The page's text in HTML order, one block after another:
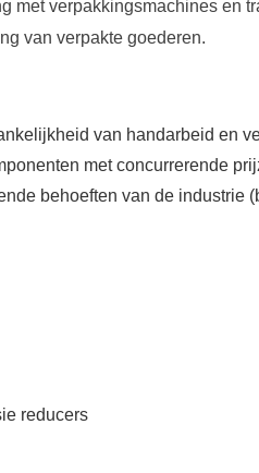
met verpakkingsmachines en
van verpakte goederen.
van handarbeid en
met concurrerende
behoeften van de industrie
reducers